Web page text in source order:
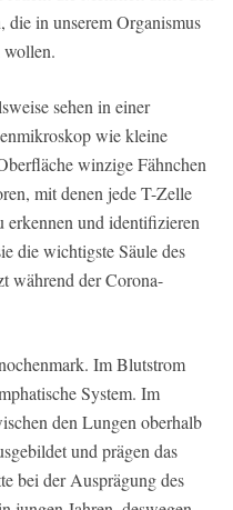
in unserem Organismus
wollen.
sehen in einer
wie kleine
winzige Fähnchen
mit denen jede T-Zelle
erkennen und identifizieren
die wichtigste Säule des
während der Corona-
Im Blutstrom
System. Im
den Lungen oberhalb
und prägen das
bei der Ausprägung des